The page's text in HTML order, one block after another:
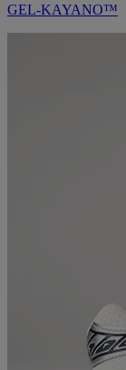
GEL-KAYANO™